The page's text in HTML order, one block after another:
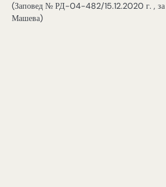
(Заповед № РД-04-482/15.12.2020 г. , за
Машева)